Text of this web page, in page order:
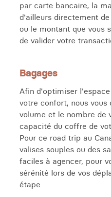
par carte bancaire, la
d'ailleurs directement
ou le montant que vous
de valider votre
Bagages
Afin d'optimiser
votre confort, nous vous
volume et le nombre de
capacité du coffre de
Pour ce road trip au
valises souples ou des
faciles à agencer, pour
sérénité lors de vos
étape.